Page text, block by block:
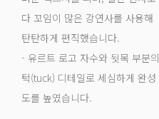
다 꼬임이 많은 강연사를 사용해
탄탄하게 편직했습니다.
- 유르트 로고 자수와 뒷목 부분의
턱(tuck) 디테일로 세심하게 완성
도를 높였습니다.